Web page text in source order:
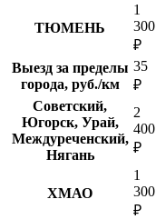
ТЮМЕНЬ
1
300
₽
Выезд за пределы
города, руб./км
35
₽
Советский,
Югорск, Урай,
Междуреченский,
Нягань
2
400
₽
ХМАО
1
300
₽